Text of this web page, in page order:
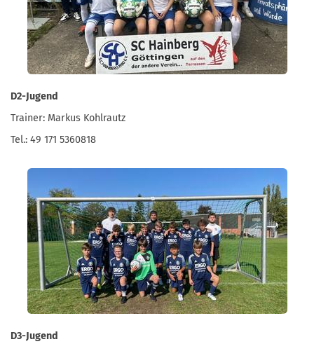
D2-Jugend
Trainer: Markus Kohlrautz
Tel.: 49 171 5360818
D3-Jugend